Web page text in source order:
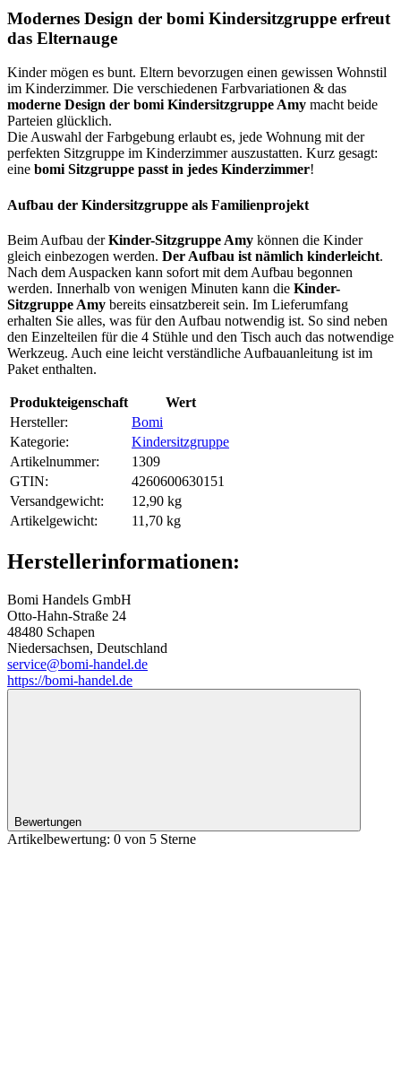
Modernes Design der bomi Kindersitzgruppe erfreut
das Elternauge
Kinder mögen es bunt. Eltern bevorzugen einen gewissen Wohnstil
im Kinderzimmer. Die verschiedenen Farbvariationen & das
moderne Design der bomi Kindersitzgruppe Amy macht beide
Parteien glücklich.
Die Auswahl der Farbgebung erlaubt es, jede Wohnung mit der
perfekten Sitzgruppe im Kinderzimmer auszustatten. Kurz gesagt:
eine bomi Sitzgruppe passt in jedes Kinderzimmer!
Aufbau der Kindersitzgruppe als Familienprojekt
Beim Aufbau derKinder-Sitzgruppe Amy können die Kinder
gleich einbezogen werden. Der Aufbau ist nämlich kinderleicht.
Nach dem Auspacken kann sofort mit dem Aufbau begonnen
werden. Innerhalb von wenigen Minuten kann die Kinder-
Sitzgruppe Amy bereits einsatzbereit sein. Im Lieferumfang
erhalten Sie alles, was für den Aufbau notwendig ist. So sind neben
den Einzelteilen für die 4 Stühle und den Tisch auch das notwendige
Werkzeug. Auch eine leicht verständliche Aufbauanleitung ist im
Paket enthalten.
Produkteigenschaft
Wert
Hersteller:
Bomi
Kategorie:
Kindersitzgruppe
Artikelnummer:
1309
GTIN:
4260600630151
Versandgewicht‍:
12,90 kg
Artikelgewicht‍:
11,70 kg
Herstellerinformationen:
Bomi Handels GmbH
Otto-Hahn-Straße 24
48480 Schapen
Niedersachsen, Deutschland
service@bomi-handel.de
https://bomi-handel.de
Bewertungen
Artikelbewertung: 0 von 5 Sterne